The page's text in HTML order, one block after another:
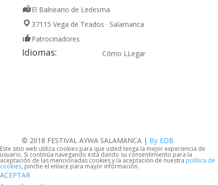
El Balneario de Ledesma
37115 Vega de Tirados · Salamanca
Patrocinadores
Idiomas: Cómo LLegar
© 2018 FESTIVAL AYWA SALAMANCA | By EDB
Este sitio web utiliza cookies para que usted tenga la mejor experiencia de
usuario. Si continúa navegando está dando su consentimiento para la
aceptación de las mencionadas cookies y la aceptación de nuestra política de
cookies, pinche el enlace para mayor información.
ACEPTAR